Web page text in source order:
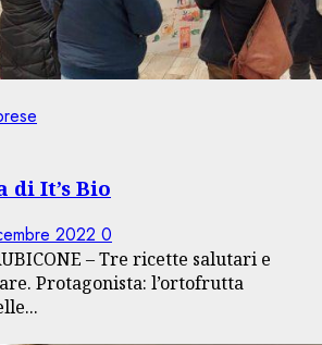
di It’s Bio
2022 0
– Tre ricette salutari e
Protagonista: l’ortofrutta